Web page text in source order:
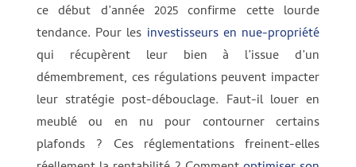
ce début d’année 2025 confirme cette lourde
tendance. Pour les investisseurs en nue-propriété
qui récupèrent leur bien à l’issue d’un
démembrement, ces régulations peuvent impacter
leur stratégie post-débouclage. Faut-il louer en
meublé ou en nu pour contourner certains
plafonds ? Ces réglementations freinent-elles